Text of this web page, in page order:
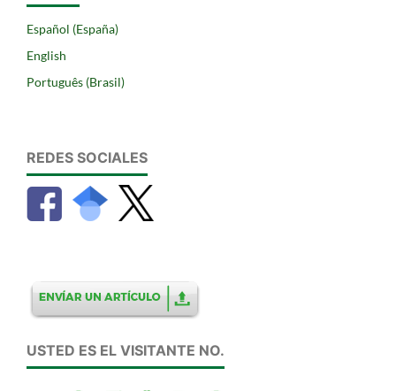
Español (España)
English
Português (Brasil)
REDES SOCIALES
USTED ES EL VISITANTE NO.